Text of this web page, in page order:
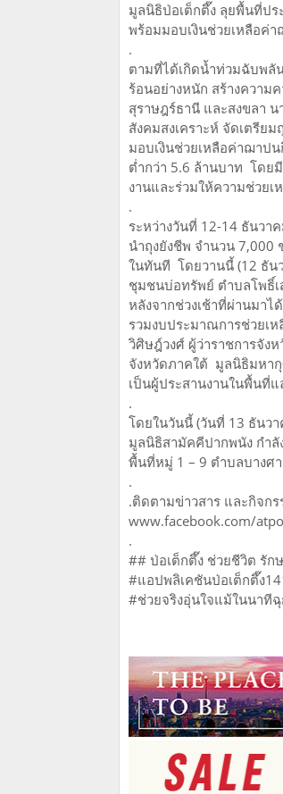
มูลนิธิป่อเต็กตึ๊ง ลุยพื้นที่ป
พร้อมมอบเงินช่วยเหลือค่
.
ตามที่ได้เกิดน้ำท่วมฉับพลั
ร้อนอย่างหนัก สร้างความ
สุราษฎร์ธานี และสงขลา
สังคมสงเคราะห์ จัดเตรีย
มอบเงินช่วยเหลือค่าฌาป
ต่ำกว่า 5.6 ล้านบาท โดย
งานและร่วมให้ความช่วยเ
.
ระหว่างวันที่ 12-14 ธันว
นำถุงยังชีพ จำนวน
ในทันที โดยวานนี้ (12 ธัน
ชุมชนบ่อทรัพย์ ตำบลโพธิ์
หลังจากช่วงเช้าที่ผ่านมา
รวมงบประมาณการช่วยเ
วิศิษฎ์วงศ์ ผู้ว่าราชการจัง
จังหวัดภาคใต้ มูลนิธิมหากุ
เป็นผู้ประสานงานในพื้นที่
.
โดยในวันนี้ (วันที่ 13 ธันว
มูลนิธิสามัคคีปากพนัง กำลั
พื้นที่หมู่ 1 – 9 ตำบลบางศ
.
.ติดตามข่าวสาร และกิจก
www.facebook.com/
.
## ป่อเต็กตึ๊ง ช่วยชีวิต รัก
#แอปพลิเคชันป่อเต็กตึ๊ง
#ช่วยจริงอุ่นใจแม้ในนาที